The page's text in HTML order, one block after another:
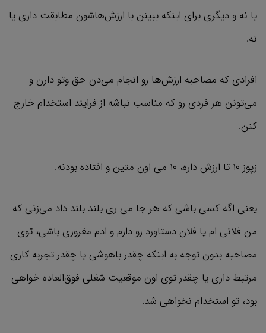
یا نه و دیگری برای اینکه ببینن با ارزش‌هاشون مطابقت داری یا
نه.
افرادی که مصاحبه ارزش‌ها رو انجام می‌دن حق وتو دارن و
می‌تونن هر فردی رو که مناسب نباشه از فرایند استخدام خارج
کنن.
زپوز ۱۰ تا ارزش داره، ۱۰ می اون متین و افتاده بودنه.
یعنی اگه کسی باشی که هر جا می ری بلند بلند داد می‌زنی که
من فلانی ام یا فلان دستاورد رو دارم و ادم مغروری باشی، توی
مصاحبه بدون توجه به اینکه چقدر باهوشی یا چقدر تجربه کاری
مرتبط داری یا چقدر توی اون موقعیت شغلی فوق‌العاده خواهی
بود، تو استخدام نخواهی شد.